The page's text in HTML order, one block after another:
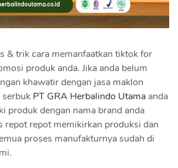
& trik cara memanfaatkan tiktok for
produk anda. Jika anda belum
khawatir dengan jasa maklon
PT GRA Herbalindo Utama anda
produk dengan nama brand anda
repot repot memikirkan produksi dan
proses manufakturnya sudah di